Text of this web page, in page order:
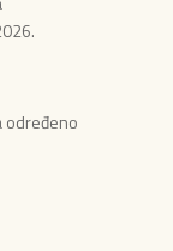
određeno